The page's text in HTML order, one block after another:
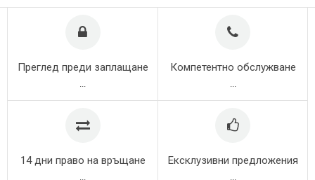
Преглед преди заплащане Компетентно обслужване
14 дни право на връщане Ексклузивни предложения